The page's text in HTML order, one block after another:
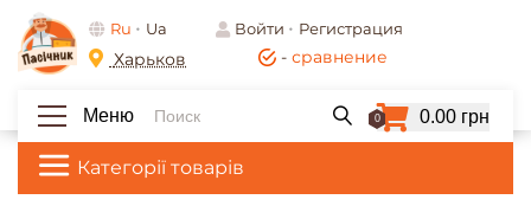
-сравнение
Ru Ua Войти Регистрация
Харьков
Категорії товарів
Меню 0 0.00 грн